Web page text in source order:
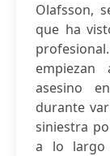
Olafsson,
que ha
asesino
durante
siniestra
a lo largo